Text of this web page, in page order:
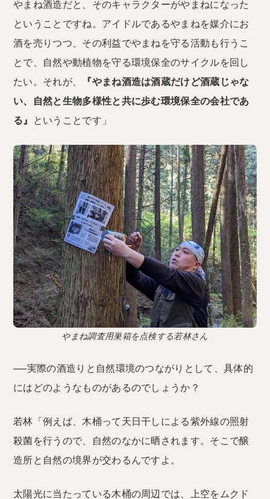
やまね酒造だと、そのキャラクターがやまねになった
ということですね。アイドルであるやまねを媒介にお
酒を売りつつ、その利益でやまねを守る活動も行うこ
とで、自然や動植物を守る環境保全のサイクルを回し
たい。それが、
『やまね酒造は酒蔵だけど酒蔵じゃな
い、自然と生物多様性と共に歩む環境保全の会社であ
る』
ということです」
やまね調査用巣箱を点検する若林さん
──実際の酒造りと自然環境のつながりとして、具体的
にはどのようなものがあるのでしょうか？
若林「例えば、木桶って天日干しによる紫外線の照射
殺菌を行うので、自然のなかに晒されます。そこで醸
造所と自然の境界が交わるんですよ。
太陽光に当たっている木桶の周辺では、上空をムクド